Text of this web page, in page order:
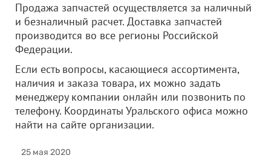
Продажа запчастей осуществляется за наличный
и безналичный расчет. Доставка запчастей
производится во все регионы Российской
Федерации.
Если есть вопросы, касающиеся ассортимента,
наличия и заказа товара, их можно задать
менеджеру компании онлайн или позвонить по
телефону. Координаты Уральского офиса можно
найти на сайте организации.
25 мая 2020